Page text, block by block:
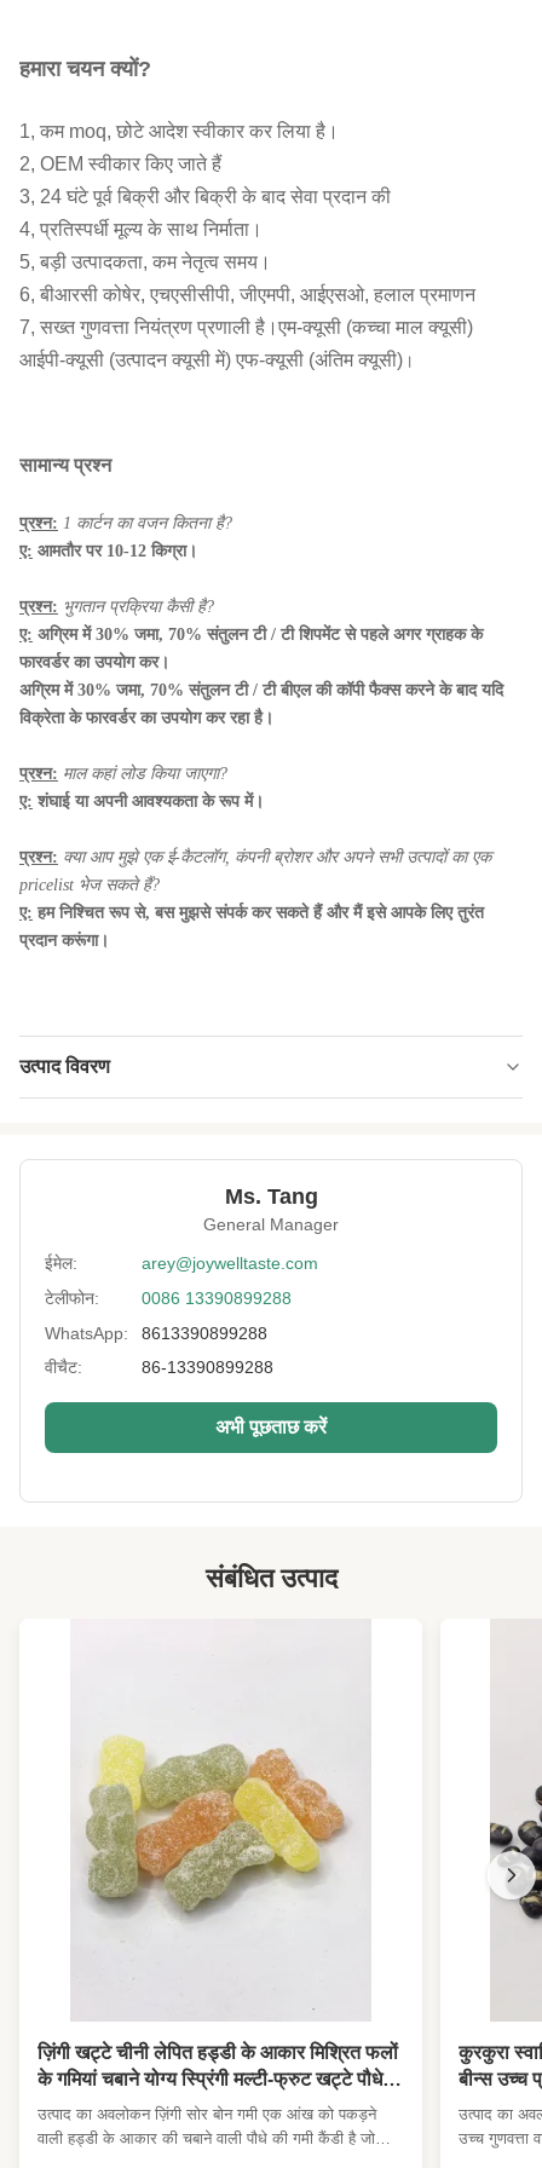
हमारा चयन क्यों?
1, कम moq, छोटे आदेश स्वीकार कर लिया है।
2, OEM स्वीकार किए जाते हैं
3, 24 घंटे पूर्व बिक्री और बिक्री के बाद सेवा प्रदान की
4, प्रतिस्पर्धी मूल्य के साथ निर्माता।
5, बड़ी उत्पादकता, कम नेतृत्व समय।
6, बीआरसी कोषेर, एचएसीसीपी, जीएमपी, आईएसओ, हलाल प्रमाणन
7, सख्त गुणवत्ता नियंत्रण प्रणाली है।एम-क्यूसी (कच्चा माल क्यूसी)
आईपी-क्यूसी (उत्पादन क्यूसी में) एफ-क्यूसी (अंतिम क्यूसी) ।
सामान्य प्रश्न
प्रश्न: 1 कार्टन का वजन कितना है?
ए: आमतौर पर 10-12 किग्रा।
प्रश्न: भुगतान प्रक्रिया कैसी है?
ए: अग्रिम में 30% जमा, 70% संतुलन टी / टी शिपमेंट से पहले अगर ग्राहक के
फारवर्डर का उपयोग कर।
अग्रिम में 30% जमा, 70% संतुलन टी / टी बीएल की कॉपी फैक्स करने के बाद यदि
विक्रेता के फारवर्डर का उपयोग कर रहा है।
प्रश्न: माल कहां लोड किया जाएगा?
ए: शंघाई या अपनी आवश्यकता के रूप में।
प्रश्न: क्या आप मुझे एक ई-कैटलॉग, कंपनी ब्रोशर और अपने सभी उत्पादों का एक
pricelist भेज सकते हैं?
ए: हम निश्चित रूप से, बस मुझसे संपर्क कर सकते हैं और मैं इसे आपके लिए तुरंत
प्रदान करूंगा।
उत्पाद विवरण
समुद्री शैवाल वसाबी स्वाद
12 महीने
Brand: OEM / Joywell
Moisture: कम 5%
Discount:
High Light: भुना हुआ हरी मटर,कुरकुरा मटर नाश्ता
Ms. Tang
General Manager
ईमेल:
arey@joywelltaste.com
टेलीफोन:
0086 13390899288
WhatsApp:
8613390899288
वीचैट:
86-13390899288
अभी पूछताछ करें
संबंधित उत्पाद
ज़िंगी खट्टे चीनी लेपित हड्डी के आकार मिश्रित फलों
के गमियां चबाने योग्य स्प्रिंगी मल्टी-फ्रुट खट्टे पौधे
गमी स्नैक बच्चे पार्टी उपहार थोक सुपरमार्केट के लिए
सुविधा स्टोर आयातकों के लिए
उत्पाद का अवलोकन ज़िंगी सोर बोन गमी एक आंख को पकड़ने
वाली हड्डी के आकार की चबाने वाली पौधे की गमी कैंडी है जो
कुरकुरा
बीन्स उच्च
थोक
उत्पाद का
उच्च गुणवत्ता